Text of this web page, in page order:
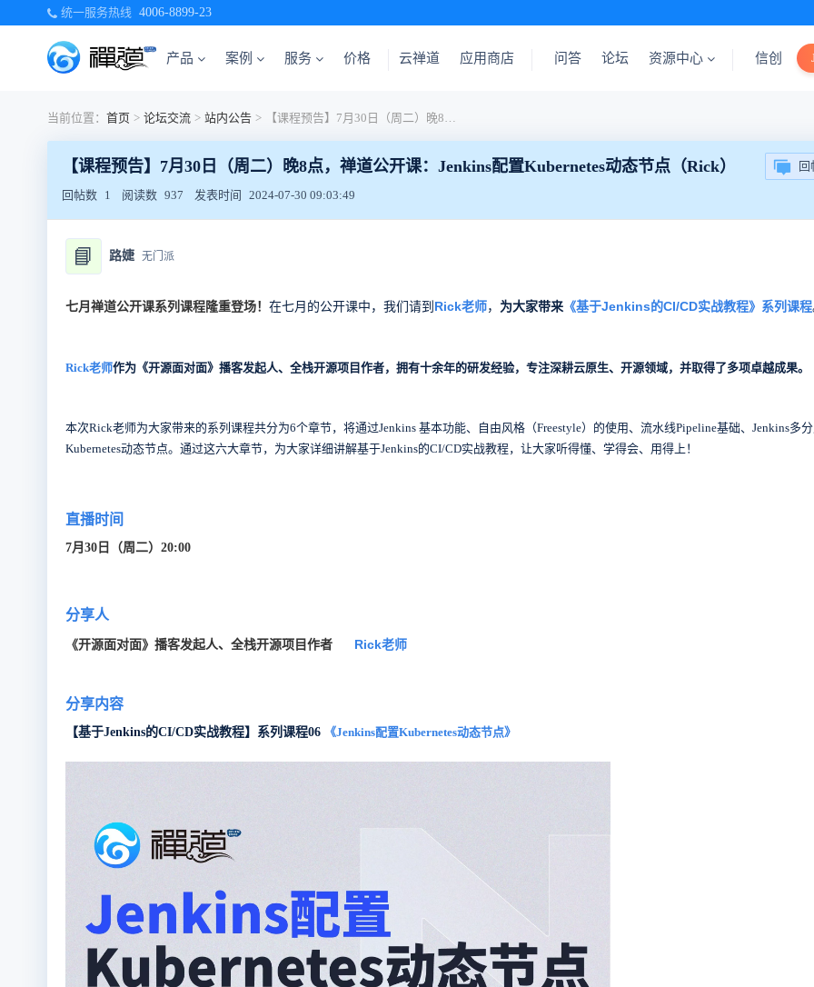
统一服务热线 4006-8899-23
产品 案例 服务 价格 云禅道 应用商店 问答 论坛 资源中心 信创
当前位置： 首页 > 论坛交流 > 站内公告 > 【课程预告】7月30日（周二）晚8点，禅道公开课：Jenkins配置Kubernetes动态节点（Rick）
【课程预告】7月30日（周二）晚8点，禅道公开课：Jenkins配置Kubernetes动态节点（Rick） 回
回帖数 1 阅读数 937 发表时间 2024-07-30 09:03:49
📘 路婕 无门派
七月禅道公开课系列课程隆重登场！ 在七月的公开课中，我们请到 Rick老师， 为大家带来 《基于Jenkins的CI/CD实战教程》 系列课程
Rick老师作为《开源面对面》播客发起人、全栈开源项目作者，拥有十余年的研发经验，专注深耕云原生、开源领域，并取得了多项卓越成果。
本次Rick老师为大家带来的系列课程共分为6个章节，将通过Jenkins 基本功能、自由风格（Freestyle）的使用、流水线Pipeline基础、Jenkins多
Kubernetes动态节点。通过这六大章节，为大家详细讲解基于Jenkins的CI/CD实战教程，让大家听得懂、学得会、用得上！
直播时间
7月30日（周二）20:00
分享人
《开源面对面》播客发起人、全栈开源项目作者 Rick老师
分享内容
【基于Jenkins的CI/CD实战教程】系列课程06 《Jenkins配置Kubernetes动态节点》